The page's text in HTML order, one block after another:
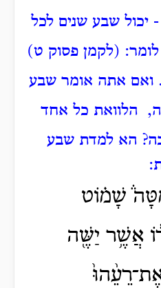
- יכול שבע שנים לכל
(לקמן פסוק ט)
ואם אתה אומר שבע
הלוואת כל אחד
הא למדת שבע
שָׁמ֗וֹט
אֲשֶׁ֥ר יַשֶּׁ֖ה